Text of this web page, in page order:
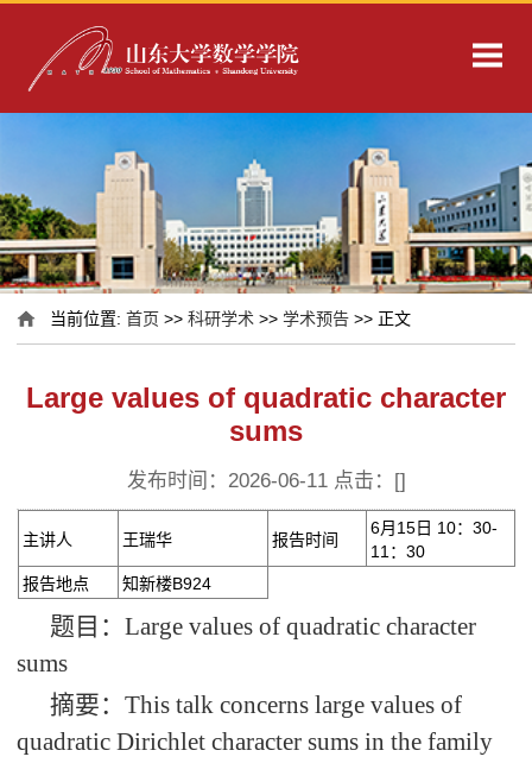
当前位置:首页 >>科研学术 >>学术预告 >> 正文
Large values of quadratic character
sums
发布时间：2026-06-11 点击：[]
主讲人 王瑞华 报告时间
6月15日 10：30-
11：30
报告地点
知新楼B924
题目：Large values of quadratic character
sums
摘要：This talk concerns large values of
quadratic Dirichlet character sums in the family